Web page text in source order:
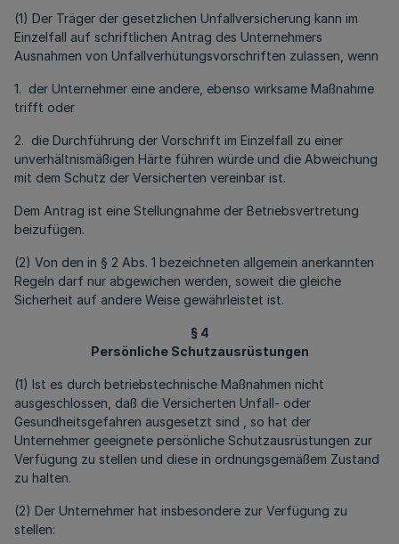
(1) Der Träger der gesetzlichen Unfallversicherung kann im
Einzelfall auf schriftlichen Antrag des Unternehmers
Ausnahmen von Unfallverhütungsvorschriften zulassen, wenn
1. der Unternehmer eine andere, ebenso wirksame Maßnahme
trifft oder
2. die Durchführung der Vorschrift im Einzelfall zu einer
unverhältnismäßigen Härte führen würde und die Abweichung
mit dem Schutz der Versicherten vereinbar ist.
Dem Antrag ist eine Stellungnahme der Betriebsvertretung
beizufügen.
(2) Von den in § 2 Abs. 1 bezeichneten allgemein anerkannten
Regeln darf nur abgewichen werden, soweit die gleiche
Sicherheit auf andere Weise gewährleistet ist.
§ 4
Persönliche Schutzausrüstungen
(1) Ist es durch betriebstechnische Maßnahmen nicht
ausgeschlossen, daß die Versicherten Unfall- oder
Gesundheitsgefahren ausgesetzt sind , so hat der
Unternehmer geeignete persönliche Schutzausrüstungen zur
Verfügung zu stellen und diese in ordnungsgemäßem Zustand
zu halten.
(2) Der Unternehmer hat insbesondere zur Verfügung zu
stellen: